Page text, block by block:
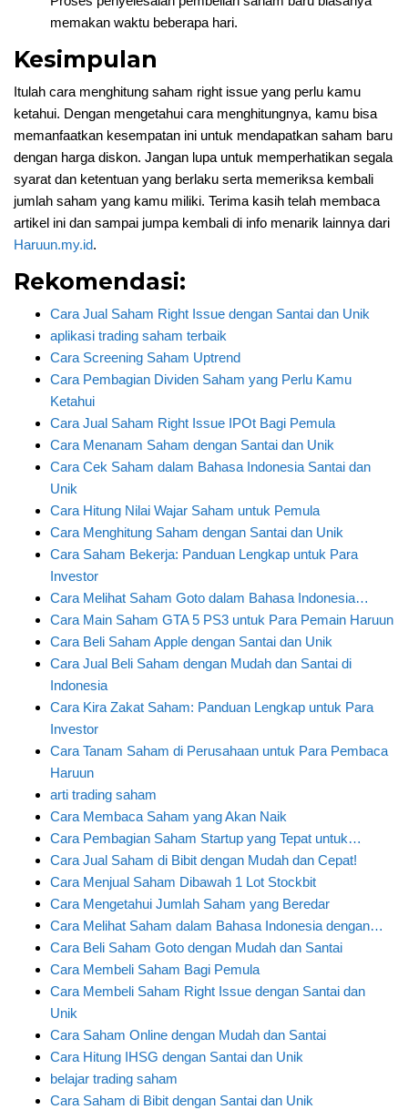
memakan waktu beberapa hari.
Kesimpulan
Itulah cara menghitung saham right issue yang perlu kamu
ketahui. Dengan mengetahui cara menghitungnya, kamu bisa
memanfaatkan kesempatan ini untuk mendapatkan saham baru
dengan harga diskon. Jangan lupa untuk memperhatikan segala
syarat dan ketentuan yang berlaku serta memeriksa kembali
jumlah saham yang kamu miliki. Terima kasih telah membaca
artikel ini dan sampai jumpa kembali di info menarik lainnya dari
Haruun.my.id.
Rekomendasi:
Cara Jual Saham Right Issue dengan Santai dan Unik
aplikasi trading saham terbaik
Cara Screening Saham Uptrend
Cara Pembagian Dividen Saham yang Perlu Kamu
Ketahui
Cara Jual Saham Right Issue IPOt Bagi Pemula
Cara Menanam Saham dengan Santai dan Unik
Cara Cek Saham dalam Bahasa Indonesia Santai dan
Unik
Cara Hitung Nilai Wajar Saham untuk Pemula
Cara Menghitung Saham dengan Santai dan Unik
Cara Saham Bekerja: Panduan Lengkap untuk Para
Investor
Cara Melihat Saham Goto dalam Bahasa Indonesia…
Cara Main Saham GTA 5 PS3 untuk Para Pemain Haruun
Cara Beli Saham Apple dengan Santai dan Unik
Cara Jual Beli Saham dengan Mudah dan Santai di
Indonesia
Cara Kira Zakat Saham: Panduan Lengkap untuk Para
Investor
Cara Tanam Saham di Perusahaan untuk Para Pembaca
Haruun
arti trading saham
Cara Membaca Saham yang Akan Naik
Cara Pembagian Saham Startup yang Tepat untuk…
Cara Jual Saham di Bibit dengan Mudah dan Cepat!
Cara Menjual Saham Dibawah 1 Lot Stockbit
Cara Mengetahui Jumlah Saham yang Beredar
Cara Melihat Saham dalam Bahasa Indonesia dengan…
Cara Beli Saham Goto dengan Mudah dan Santai
Cara Membeli Saham Bagi Pemula
Cara Membeli Saham Right Issue dengan Santai dan
Unik
Cara Saham Online dengan Mudah dan Santai
Cara Hitung IHSG dengan Santai dan Unik
belajar trading saham
Cara Saham di Bibit dengan Santai dan Unik